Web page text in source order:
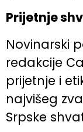
Prijetnje
Novinarski
redakcije
prijetnje i
najvišeg
Srpske